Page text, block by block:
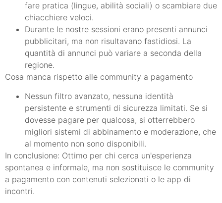
fare pratica (lingue, abilità sociali) o scambiare due
chiacchiere veloci.
Durante le nostre sessioni erano presenti annunci
pubblicitari, ma non risultavano fastidiosi. La
quantità di annunci può variare a seconda della
regione.
Cosa manca rispetto alle community a pagamento
Nessun filtro avanzato, nessuna identità
persistente e strumenti di sicurezza limitati. Se si
dovesse pagare per qualcosa, si otterrebbero
migliori sistemi di abbinamento e moderazione, che
al momento non sono disponibili.
In conclusione: Ottimo per chi cerca un'esperienza
spontanea e informale, ma non sostituisce le community
a pagamento con contenuti selezionati o le app di
incontri.